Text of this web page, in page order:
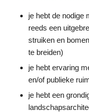
je hebt de nodige
reeds een
struiken en
te breiden)
je hebt ervaring
en/of publieke
je hebt een